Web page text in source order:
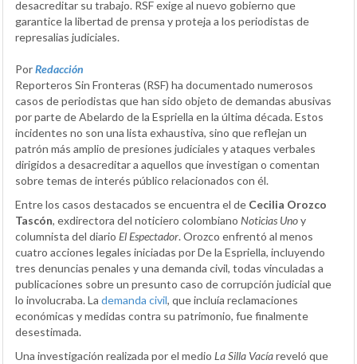
desacreditar su trabajo. RSF exige al nuevo gobierno que
garantice la libertad de prensa y proteja a los periodistas de
represalias judiciales.
PorRedacción
Reporteros Sin Fronteras (RSF) ha documentado numerosos
casos de periodistas que han sido objeto de demandas abusivas
por parte de Abelardo de la Espriella en la última década. Estos
incidentes no son una lista exhaustiva, sino que reflejan un
patrón más amplio de presiones judiciales y ataques verbales
dirigidos a desacreditar a aquellos que investigan o comentan
sobre temas de interés público relacionados con él.
Entre los casos destacados se encuentra el de Cecilia Orozco
Tascón, exdirectora del noticiero colombiano Noticias Unoy
columnista del diario El Espectador. Orozco enfrentó al menos
cuatro acciones legales iniciadas por De la Espriella, incluyendo
tres denuncias penales y una demanda civil, todas vinculadas a
publicaciones sobre un presunto caso de corrupción judicial que
lo involucraba. La demanda civil, que incluía reclamaciones
económicas y medidas contra su patrimonio, fue finalmente
desestimada.
Una investigación realizada por el medio La Silla Vacíareveló que